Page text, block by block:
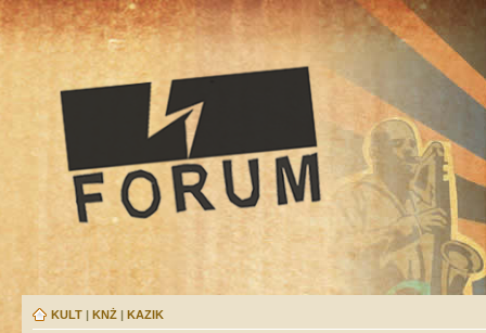
KULT | KNŻ | KAZIK